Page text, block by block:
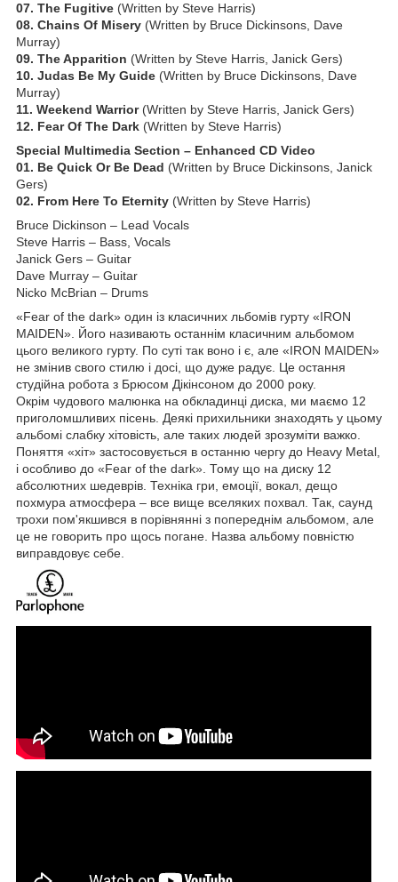
07. The Fugitive (Written by Steve Harris)
08. Chains Of Misery (Written by Bruce Dickinsons, Dave
Murray)
09. The Apparition (Written by Steve Harris, Janick Gers)
10. Judas Be My Guide (Written by Bruce Dickinsons, Dave
Murray)
11. Weekend Warrior (Written by Steve Harris, Janick Gers)
12. Fear Of The Dark (Written by Steve Harris)
Special Multimedia Section – Enhanced CD Video
01. Be Quick Or Be Dead (Written by Bruce Dickinsons, Janick
Gers)
02. From Here To Eternity (Written by Steve Harris)
Bruce Dickinson – Lead Vocals
Steve Harris – Bass, Vocals
Janick Gers – Guitar
Dave Murray – Guitar
Nicko McBrian – Drums
«Fear of the dark» один із класичних льбомів гурту «IRON
MAIDEN». Його називають останнім класичним альбомом
цього великого гурту. По суті так воно і є, але «IRON MAIDEN»
не змінив свого стилю і досі, що дуже радує. Це остання
студійна робота з Брюсом Дікінсоном до 2000 року.
Окрім чудового малюнка на обкладинці диска, ми маємо 12
приголомшливих пісень. Деякі прихильники знаходять у цьому
альбомі слабку хітовість, але таких людей зрозуміти важко.
Поняття «хіт» застосовується в останню чергу до Heavy Metal,
і особливо до «Fear of the dark». Тому що на диску 12
абсолютних шедеврів. Техніка гри, емоції, вокал, дещо
похмура атмосфера – все вище вселяких похвал. Так, саунд
трохи пом'якшився в порівнянні з попереднім альбомом, але
це не говорить про щось погане. Назва альбому повністю
виправдовує себе.